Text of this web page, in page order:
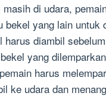
masih di udara,
bekel yang lain untuk
harus diambil
yang
harus
ke udara dan